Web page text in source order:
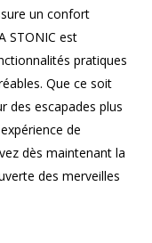
un confort
STONIC est
pratiques
Que ce soit
des escapades plus
de
dès maintenant la
des merveilles